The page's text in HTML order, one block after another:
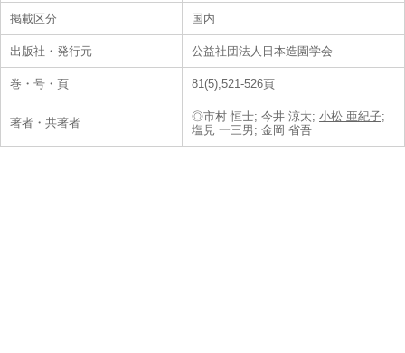
掲載区分 国内
出版社・発行元 公益社団法人日本造園学会
巻・号・頁 81(5),521-526頁
著者・共著者 ◎市村 恒士; 今井 涼太; 小松 亜紀子;
塩見 一三男; 金岡 省吾